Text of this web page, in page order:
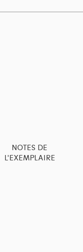
NOTES DE
L'EXEMPLAIRE